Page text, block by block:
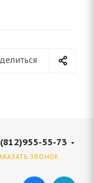
55-73
ЗВОНОК